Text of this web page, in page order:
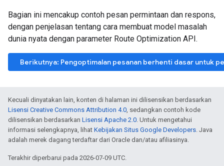
Bagian ini mencakup contoh pesan permintaan dan respons,
dengan penjelasan tentang cara membuat model masalah
dunia nyata dengan parameter Route Optimization API.
Berikutnya: Pengoptimalan pesanan berhenti dasar untuk
Kecuali dinyatakan lain, konten di halaman ini dilisensikan berdasarkan
Lisensi Creative Commons Attribution 4.0, sedangkan contoh kode
dilisensikan berdasarkan Lisensi Apache 2.0. Untuk mengetahui
informasi selengkapnya, lihat Kebijakan Situs Google Developers. Java
adalah merek dagang terdaftar dari Oracle dan/atau afiliasinya.
Terakhir diperbarui pada 2026-07-09 UTC.